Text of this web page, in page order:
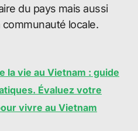
du pays mais aussi
communauté locale.
la vie au Vietnam : guide
Évaluez votre
vivre au Vietnam